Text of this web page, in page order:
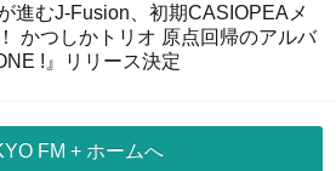
進むJ-Fusion、初期CASIOPEAメ
かつしかトリオ 原点回帰のアルバ
!』リリース決定
FM + ホームへ